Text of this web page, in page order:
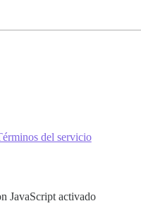
del servicio
JavaScript activado